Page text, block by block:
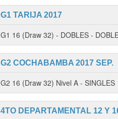
G1 TARIJA 2017
G1 16 (Draw 32) - DOBLES -
G2 COCHABAMBA 2017 SEP.
G2 16 (Draw 32) Nivel A - SINGLES
4TO DEPARTAMENTAL 12 Y